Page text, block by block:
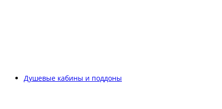
Душевые кабины и поддоны